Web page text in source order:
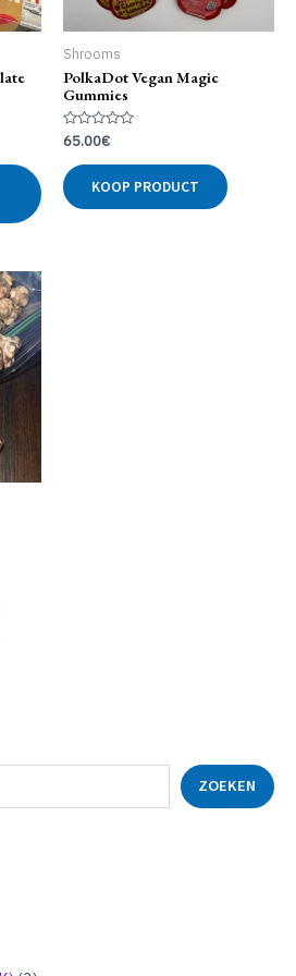
ZOEKEN
Shrooms
PolkaDot Vegan Magic
Gummies
Gewaardeerd
uit
5
65.00€
KOOP PRODUCT